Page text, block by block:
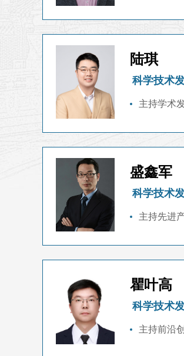
陆琪
科学技术
主持学术
盛鑫军
科学技术
主持先进
瞿叶高
科学技术
主持前沿